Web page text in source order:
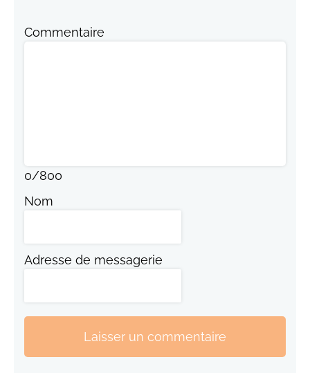
Commentaire
0/800
Nom
Adresse de messagerie
Laisser un commentaire